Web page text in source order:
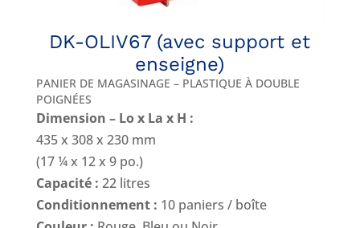
DK-OLIV67 (avec support et
enseigne)
PANIER DE MAGASINAGE – PLASTIQUE À DOUBLE
POIGNÉES
Dimension – Lo x La x H :
435 x 308 x 230 mm
(17 ¼ x 12 x 9 po.)
Capacité : 22 litres
Conditionnement : 10 paniers / boîte